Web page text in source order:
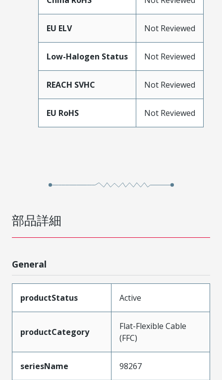
EU ELV Not Reviewed
Low-Halogen Status Not Reviewed
REACH SVHC Not Reviewed
EU RoHS Not Reviewed
部品詳細
General
productStatus Active
productCategory
Flat-Flexible Cable
(FFC)
seriesName 98267